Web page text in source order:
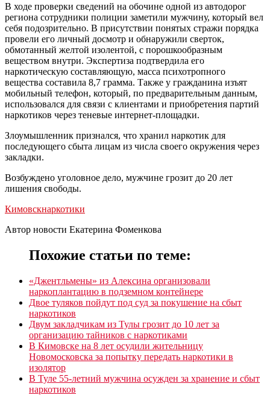
В ходе проверки сведений на обочине одной из автодорог
региона сотрудники полиции заметили мужчину, который вел
себя подозрительно. В присутствии понятых стражи порядка
провели его личный досмотр и обнаружили сверток,
обмотанный желтой изолентой, с порошкообразным
веществом внутри. Экспертиза подтвердила его
наркотическую составляющую, масса психотропного
вещества составила 8,7 грамма. Также у гражданина изъят
мобильный телефон, который, по предварительным данным,
использовался для связи с клиентами и приобретения партий
наркотиков через теневые интернет-площадки.
Злоумышленник признался, что хранил наркотик для
последующего сбыта лицам из числа своего окружения через
закладки.
Возбуждено уголовное дело, мужчине грозит до 20 лет
лишения свободы.
Кимовскнаркотики
Автор новости Екатерина Фоменкова
Похожие статьи по теме:
«Джентльмены» из Алексина организовали
наркоплантацию в подземном контейнере
Двое туляков пойдут под суд за покушение на сбыт
наркотиков
Двум закладчикам из Тулы грозит до 10 лет за
организацию тайников с наркотиками
В Кимовске на 8 лет осудили жительницу
Новомосковска за попытку передать наркотики в
изолятор
В Туле 55-летний мужчина осужден за хранение и сбыт
наркотиков